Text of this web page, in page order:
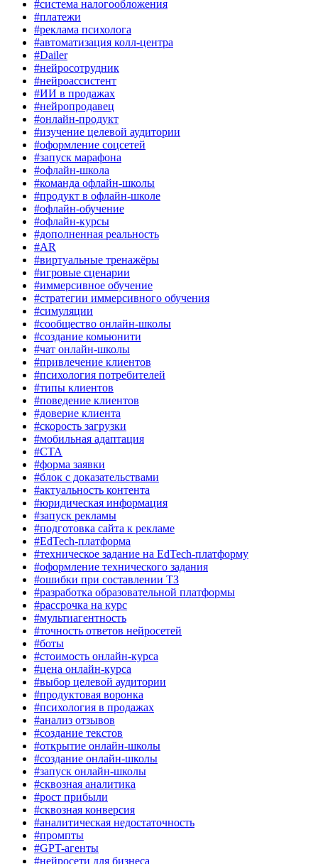
#система налогообложения
#платежи
#реклама психолога
#автоматизация колл-центра
#Dailer
#нейросотрудник
#нейроассистент
#ИИ в продажах
#нейропродавец
#онлайн-продукт
#изучение целевой аудитории
#оформление соцсетей
#запуск марафона
#офлайн-школа
#команда офлайн-школы
#продукт в офлайн-школе
#офлайн-обучение
#офлайн-курсы
#дополненная реальность
#AR
#виртуальные тренажёры
#игровые сценарии
#иммерсивное обучение
#стратегии иммерсивного обучения
#симуляции
#сообщество онлайн-школы
#создание комьюнити
#чат онлайн-школы
#привлечение клиентов
#психология потребителей
#типы клиентов
#поведение клиентов
#доверие клиента
#скорость загрузки
#мобильная адаптация
#CTA
#форма заявки
#блок с доказательствами
#актуальность контента
#юридическая информация
#запуск рекламы
#подготовка сайта к рекламе
#EdTech-платформа
#техническое задание на EdTech-платформу
#оформление технического задания
#ошибки при составлении ТЗ
#разработка образовательной платформы
#рассрочка на курс
#мультиагентность
#точность ответов нейросетей
#боты
#стоимость онлайн-курса
#цена онлайн-курса
#выбор целевой аудитории
#продуктовая воронка
#психология в продажах
#анализ отзывов
#создание текстов
#открытие онлайн-школы
#создание онлайн-школы
#запуск онлайн-школы
#сквозная аналитика
#рост прибыли
#сквозная конверсия
#аналитическая недостаточность
#промпты
#GPT-агенты
#нейросети для бизнеса